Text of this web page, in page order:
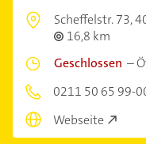
Scheffelstr. 73,
16,8 km
Geschlossen –
0211 50 65 99-
Webseite